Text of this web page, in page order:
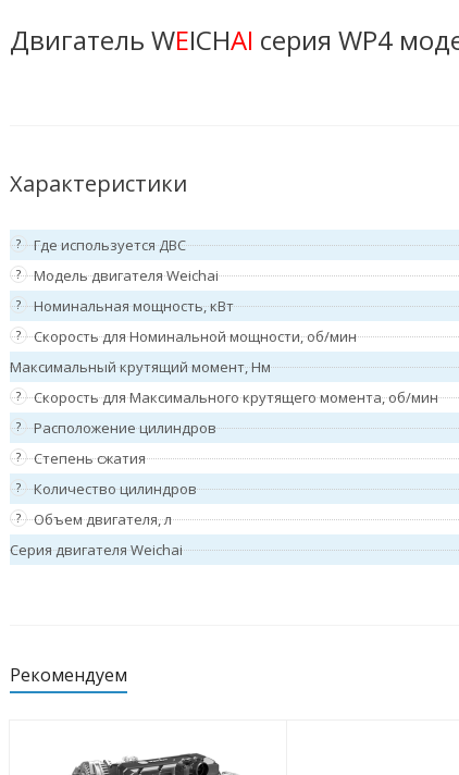
Двигатель WEICHAI серия WP4
Характеристики
? Где используется ДВС
? Модель двигателя Weichai
? Номинальная мощность, кВт
? Скорость для Номинальной мощности, об/мин
Максимальный крутящий момент, Нм
? Скорость для Максимального крутящего момента, об/мин
? Расположение цилиндров
? Степень сжатия
? Количество цилиндров
? Объем двигателя, л
Серия двигателя Weichai
Рекомендуем